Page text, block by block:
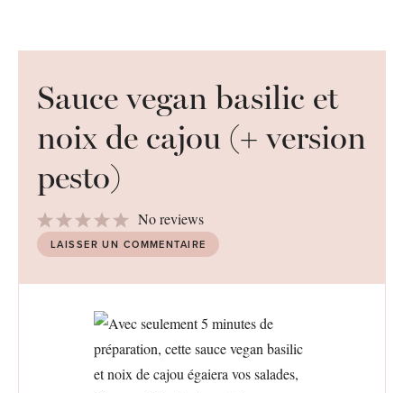
Sauce vegan basilic et
noix de cajou (+ version
pesto)
Stars
4
Stars
3
Stars
2
Stars
1
Star
No reviews
LAISSER UN COMMENTAIRE